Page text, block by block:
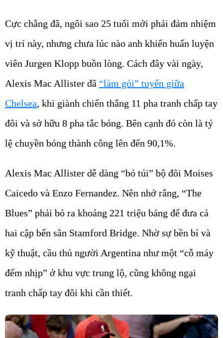
Cực chẳng đã, ngôi sao 25 tuổi mới phải đảm nhiệm
vị trí này, nhưng chưa lúc nào anh khiến huấn luyện
viên Jurgen Klopp buồn lòng. Cách đây vài ngày,
Alexis Mac Allister đã “làm gỏi” tuyến giữa
Chelsea, khi giành chiến thắng 11 pha tranh chấp tay
đôi và sở hữu 8 pha tắc bóng. Bên cạnh đó còn là tỷ
lệ chuyền bóng thành công lên đến 90,1%.
Alexis Mac Allister dễ dàng “bỏ túi” bộ đôi Moises
Caicedo và Enzo Fernandez. Nên nhớ rằng, “The
Blues” phải bỏ ra khoảng 221 triệu bảng để đưa cả
hai cập bến sân Stamford Bridge. Nhờ sự bền bỉ và
kỹ thuật, cầu thủ người Argentina như một “cỗ máy
đếm nhịp” ở khu vực trung lộ, cũng không ngại
tranh chấp tay đôi khi cần thiết.